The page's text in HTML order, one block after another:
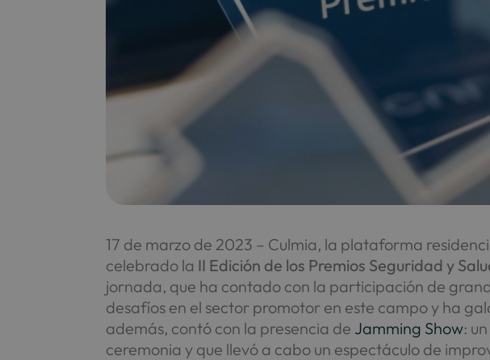
17 de marzo de 2023 – Culmia, la plataforma
celebrado la II Edición de los Premios Seguridad y
jornada, que ha contado con la participación de
desafíos en el sector promotor en este campo y ha
además, contó con la presencia de Jamming Show:
ceremonia y que llevó a cabo un espectáculo de